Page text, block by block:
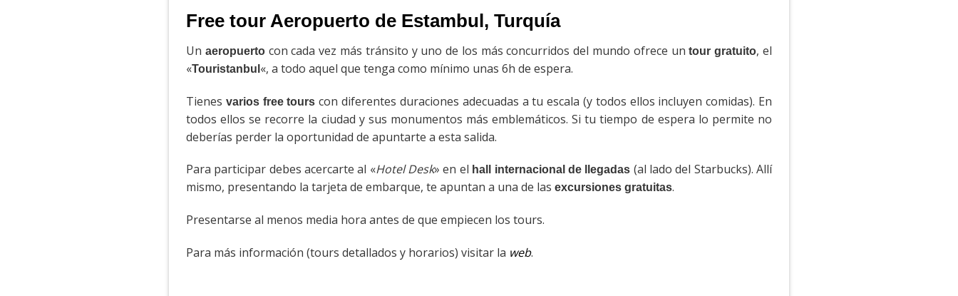
Free tour Aeropuerto de Estambul, Turquía
Un aeropuertocon cada vez más tránsito y uno de los más concurridos del mundo ofrece untour gratuito, el
«Touristanbul «, a todo aquel que tenga como mínimo unas 6h de espera.
Tienes varios free tours con diferentes duraciones adecuadas a tu escala (y todos ellos incluyen comidas). En
todos ellos se recorre la ciudad y sus monumentos más emblemáticos. Si tu tiempo de espera lo permite no
deberías perder la oportunidad de apuntarte a esta salida.
Para participar debes acercarte al «Hotel Desk» en el hall internacional de llegadas (al lado del Starbucks). Allí
mismo, presentando la tarjeta de embarque, te apuntan a una de las excursiones gratuitas.
Presentarse al menos media hora antes de que empiecen los tours.
Para más información (tours detallados y horarios) visitar la web.